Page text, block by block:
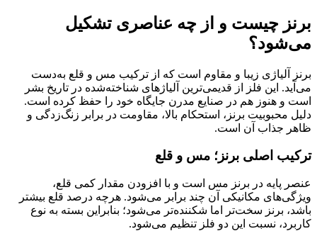
برنز چیست و از چه عناصری تشکیل
می‌شود؟
برنز آلیاژی زیبا و مقاوم است که از ترکیب مس و قلع به‌دست
می‌آید. این فلز از قدیمی‌ترین آلیاژهای شناخته‌شده در تاریخ بشر
است و هنوز هم در صنایع مدرن جایگاه خود را حفظ کرده است.
دلیل محبوبیت برنز، استحکام بالا، مقاومت در برابر زنگ‌زدگی و
ظاهر جذاب آن است.
ترکیب اصلی برنز؛ مس و قلع
عنصر پایه در برنز مس است و با افزودن مقدار کمی قلع،
ویژگی‌های مکانیکی آن چند برابر می‌شود. هرچه درصد قلع بیشتر
باشد، برنز سخت‌تر اما شکننده‌تر می‌شود؛ بنابراین بسته به نوع
کاربرد، نسبت این دو فلز تنظیم می‌شود.